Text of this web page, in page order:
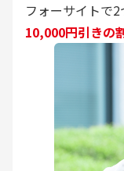
フォーサイトで2
10,000円引きの